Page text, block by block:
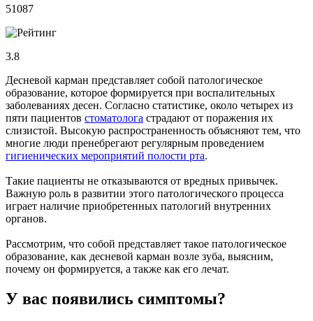
51087
3.8
Десневой карман представляет собой патологическое
образование, которое формируется при воспалительных
заболеваниях десен. Согласно статистике, около четырех из
пяти пациентов стоматолога страдают от поражения их
слизистой. Высокую распространенность объясняют тем, что
многие люди пренебрегают регулярным проведением
гигиенических мероприятий полости рта.
Такие пациенты не отказываются от вредных привычек.
Важную роль в развитии этого патологического процесса
играет наличие приобретенных патологий внутренних
органов.
Рассмотрим, что собой представляет такое патологическое
образование, как десневой карман возле зуба, выясним,
почему он формируется, а также как его лечат.
У вас появились симптомы?